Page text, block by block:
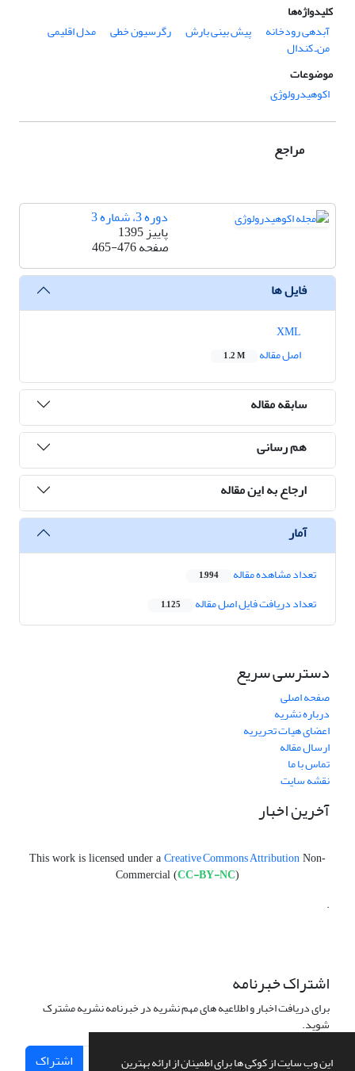
این وب سایت از کوکی ها برای اطمینان از ارائه بهترین
کلیدواژه‌ها
آبدهی رودخانه
پیش‏ بینی بارش رگرسیون خطی مدل اقلیمی‌
من‌ـ کندال
موضوعات
اکوهیدرولوژی
مراجع
دوره 3، شماره 3
پاییز 1395
صفحه465-476
فایل ها
اصل مقاله
1.2 M
سابقه مقاله
هم رسانی
ارجاع به این مقاله
آمار
تعداد مشاهده مقاله 1,994
تعداد دریافت فایل اصل مقاله 1,125
دسترسی سریع
صفحه اصلی
درباره نشریه
اعضای هیات تحریریه
ارسال مقاله
تماس با ما
نقشه سایت
آخرین اخبار
This work is licensed under a Creative Commons Attribution Non-
Commercial (CC-BY-NC)
.
اشتراک خبرنامه
برای دریافت اخبار و اطلاعیه های مهم نشریه در خبرنامه نشریه مشترک
شوید.
اشتراک